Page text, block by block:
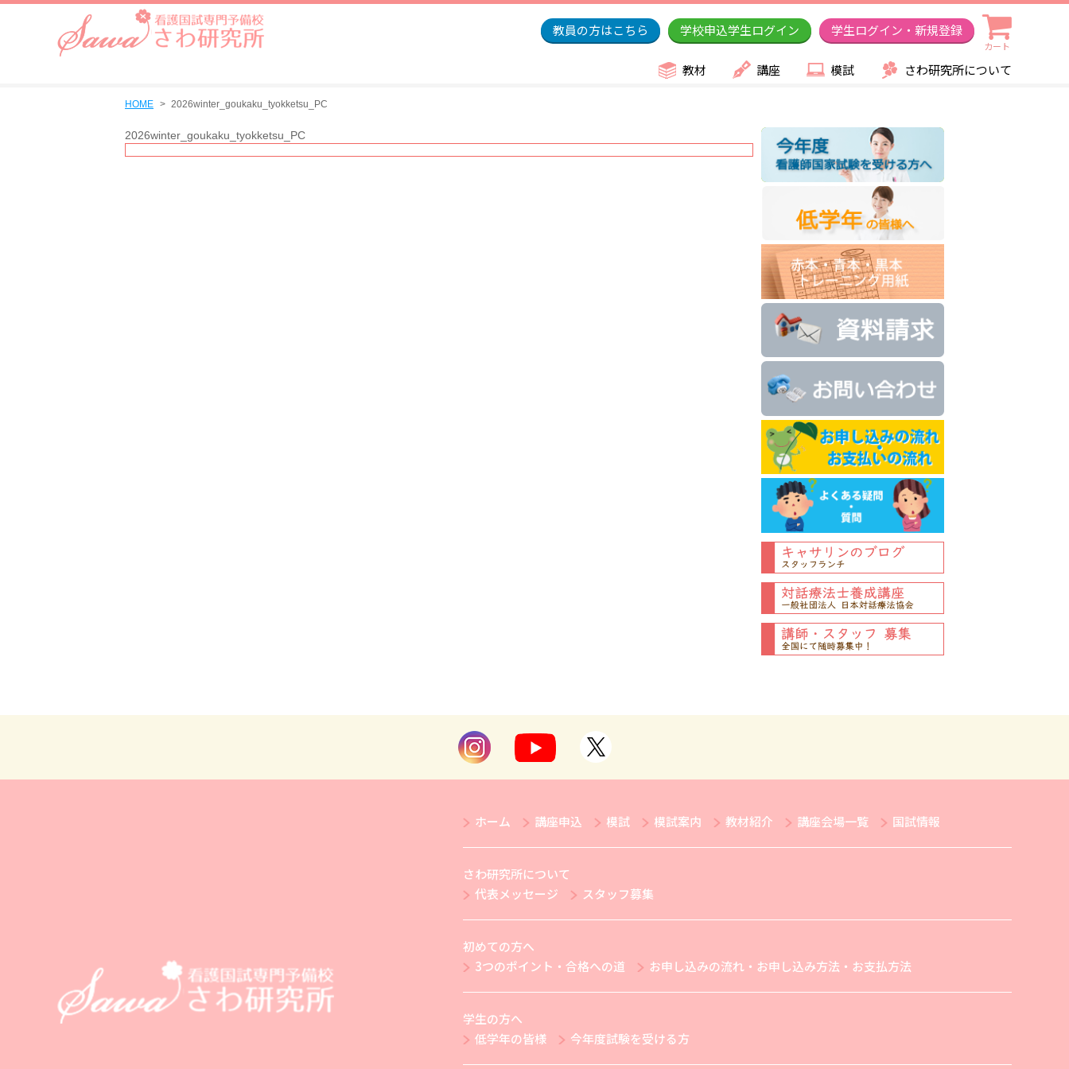
教員の方はこちら 学校申込学生ログイン 学生ログイン・新規登録
カート
教材 講座 模試 さわ研究所について
HOME 2026winter_goukaku_tyokketsu_PC
2026winter_goukaku_tyokketsu_PC
ホーム 講座申込 模試 模試案内 教材紹介 講座会場一覧 国試情報
さわ研究所について
代表メッセージ
スタッフ募集
初めての方へ
3つのポイント・合格への道
お申し込みの流れ・お申し込み方法・お支払方法
学生の方へ
低学年の皆様
今年度試験を受ける方